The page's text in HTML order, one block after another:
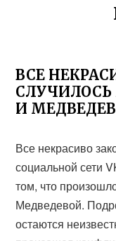
ВСЕ
И
Все некрасиво
социальной сети
том, что
Медведевой.
остаются